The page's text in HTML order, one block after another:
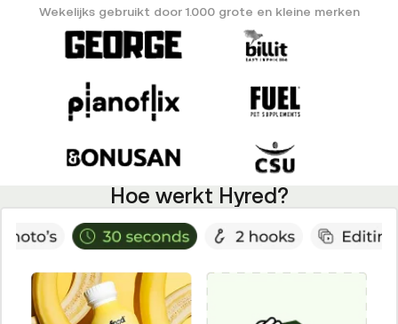
Wekelijks gebruikt door 1.000 grote en kleine merken
Hoe werkt Hyred?